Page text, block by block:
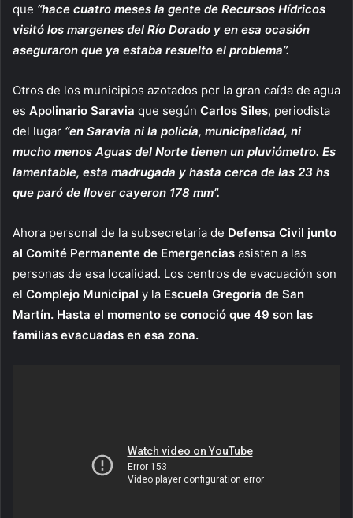
que “hace cuatro meses la gente de Recursos Hídricos
visitó los margenes del Río Dorado y en esa ocasión
aseguraron que ya estaba resuelto el problema”.
Otros de los municipios azotados por la gran caída de agua
es Apolinario Saravia que según Carlos Siles, periodista
del lugar “en Saravia ni la policía, municipalidad, ni
mucho menos Aguas del Norte tienen un pluviómetro. Es
lamentable, esta madrugada y hasta cerca de las 23 hs
que paró de llover cayeron 178 mm”.
Ahora personal de la subsecretaría de Defensa Civil junto
al Comité Permanente de Emergencias asisten a las
personas de esa localidad. Los centros de evacuación son
el Complejo Municipal y la Escuela Gregoria de San
Martín. Hasta el momento se conoció que 49 son las
familias evacuadas en esa zona.